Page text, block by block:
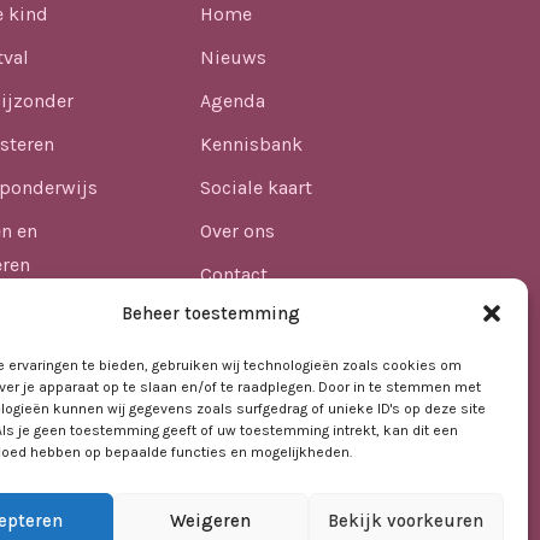
Beheer toestemming
ervaringen te bieden, gebruiken wij technologieën zoals cookies om
je apparaat op te slaan en/of te raadplegen. Door in te stemmen met
kunnen wij gegevens zoals surfgedrag of unieke ID's op deze site
je geen toestemming geeft of uw toestemming intrekt, kan dit een
hebben op bepaalde functies en mogelijkheden.
Weigeren Bekijk voorkeuren
kind
en
in het
Home
Nieuws
Agenda
Kennisbank
Sociale kaart
Over ons
Contact